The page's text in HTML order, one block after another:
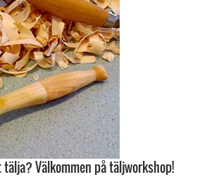
Välkommen på täljworkshop!